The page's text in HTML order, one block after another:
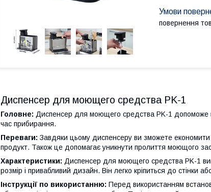
повернення
Диспенсер для моющего средства PK-1
Головне: Диспенсер для моющего средства PK-1 допоможе
час прибирання.
Переваги: Завдяки цьому диспенсеру ви зможете
продукт. Також це допомагає уникнути пролиття моющого
Характеристики: Диспенсер для моющего средства PK-1
розмір і привабливий дизайн. Він легко кріпиться до стінки
Інструкції по використанню: Перед використанням